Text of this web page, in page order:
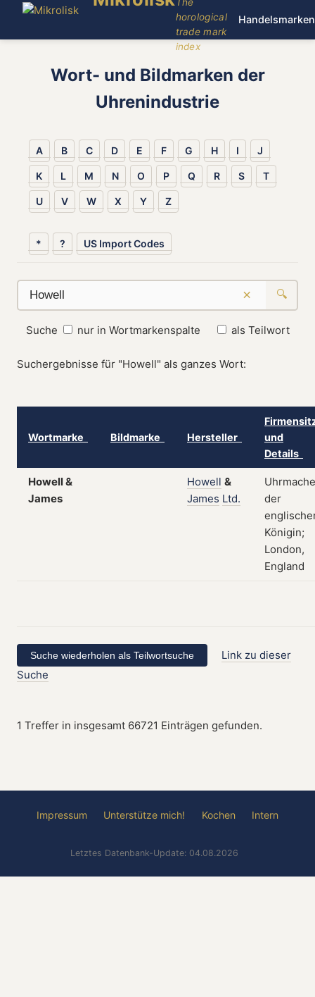
horological
trade mark
index
Handelsmarken
Wort- und Bildmarken der
Uhrenindustrie
A B C D E F G H I J
K L M N O P Q R S T
U V W X Y Z
* ? US Import Codes
× 🔍
Suche nur in Wortmarkenspalte als Teilwort
Suchergebnisse für "Howell" als ganzes Wort:
Wortmarke Bildmarke Hersteller
und
Details
Howell &
James
Howell &
James Ltd.
der
Königin;
London,
England
Link zu dieser
Suche
1 Treffer in insgesamt 66721 Einträgen gefunden.
Impressum Unterstütze mich! Kochen Intern
Letztes Datenbank-Update: 04.08.2026